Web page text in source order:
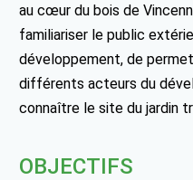
au cœur du bois de
familiariser le public
développement, de
différents acteurs du
connaître le site du jardin
OBJECTIFS